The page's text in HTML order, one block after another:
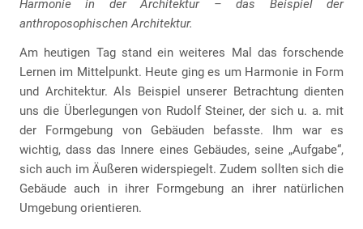
Harmonie in der Architektur – das Beispiel der
anthroposophischen Architektur.
Am heutigen Tag stand ein weiteres Mal das forschende
Lernen im Mittelpunkt. Heute ging es um Harmonie in Form
und Architektur. Als Beispiel unserer Betrachtung dienten
uns die Überlegungen von Rudolf Steiner, der sich u. a. mit
der Formgebung von Gebäuden befasste. Ihm war es
wichtig, dass das Innere eines Gebäudes, seine „Aufgabe“,
sich auch im Äußeren widerspiegelt. Zudem sollten sich die
Gebäude auch in ihrer Formgebung an ihrer natürlichen
Umgebung orientieren.